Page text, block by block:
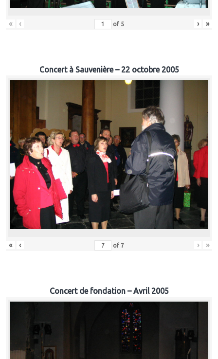
« ‹ of 5 › »
Concert à Sauvenière – 22 octobre 2005
« ‹ of 7 › »
Concert de fondation – Avril 2005